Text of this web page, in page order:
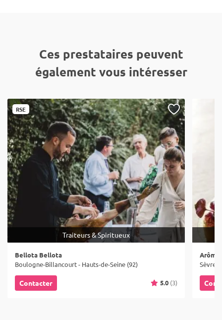
Ces prestataires peuvent
également vous intéresser
RSE
Traiteurs & Spiritueux
Bellota Bellota
Boulogne-Billancourt - Hauts-de-Seine (92)
Contacter 5.0 (3)
Sèvres